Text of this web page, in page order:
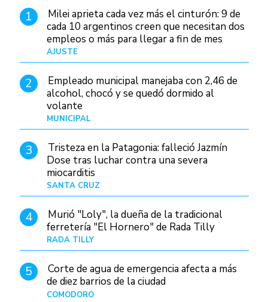
1
Milei aprieta cada vez más el cinturón: 9 de
cada 10 argentinos creen que necesitan dos
empleos o más para llegar a fin de mes
AJUSTE
2
Empleado municipal manejaba con 2,46 de
alcohol, chocó y se quedó dormido al
volante
MUNICIPAL
3
Tristeza en la Patagonia: falleció Jazmín
Dose tras luchar contra una severa
miocarditis
SANTA CRUZ
4
Murió "Loly", la dueña de la tradicional
ferretería "El Hornero" de Rada Tilly
RADA TILLY
5
Corte de agua de emergencia afecta a más
de diez barrios de la ciudad
COMODORO